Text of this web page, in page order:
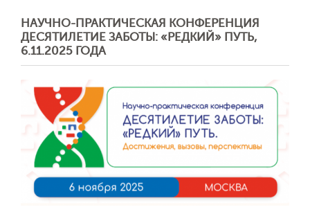
НАУЧНО-ПРАКТИЧЕСКАЯ КОНФЕРЕНЦИЯ
ДЕСЯТИЛЕТИЕ ЗАБОТЫ: «РЕДКИЙ» ПУТЬ,
6.11.2025 ГОДА